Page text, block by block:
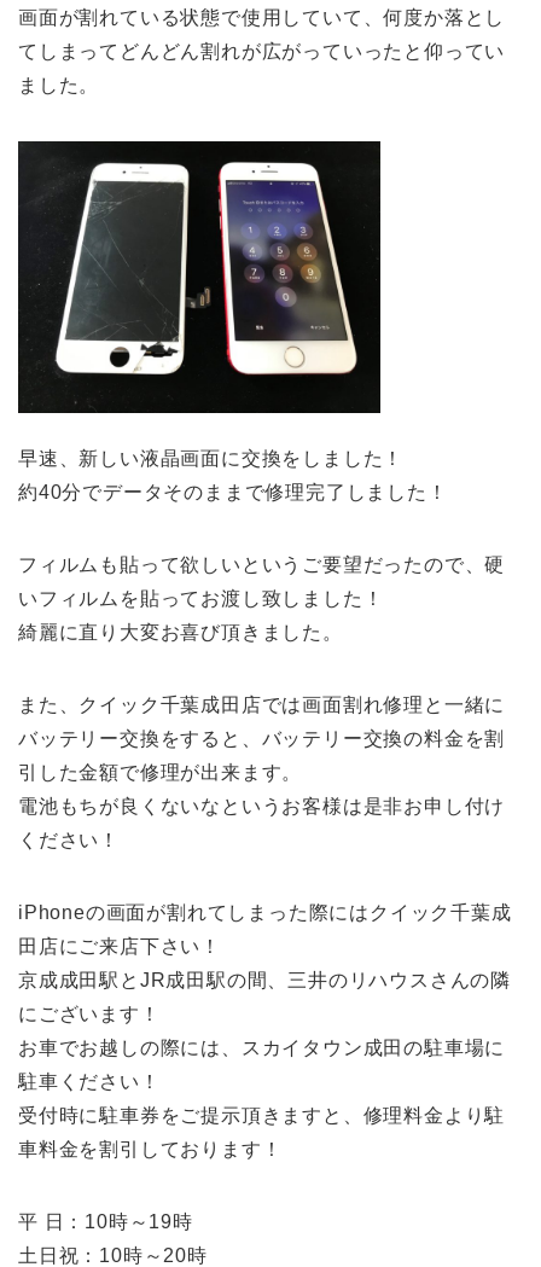
画面が割れている状態で使用していて、何度か落とし
てしまってどんどん割れが広がっていったと仰ってい
ました。
早速、新しい液晶画面に交換をしました！
約40分でデータそのままで修理完了しました！
フィルムも貼って欲しいというご要望だったので、硬
いフィルムを貼ってお渡し致しました！
綺麗に直り大変お喜び頂きました。
また、クイック千葉成田店では画面割れ修理と一緒に
バッテリー交換をすると、バッテリー交換の料金を割
引した金額で修理が出来ます。
電池もちが良くないなというお客様は是非お申し付け
ください！
iPhoneの画面が割れてしまった際にはクイック千葉成
田店にご来店下さい！
京成成田駅とJR成田駅の間、三井のリハウスさんの隣
にございます！
お車でお越しの際には、スカイタウン成田の駐車場に
駐車ください！
受付時に駐車券をご提示頂きますと、修理料金より駐
車料金を割引しております！
平 日：10時～19時
土日祝：10時～20時